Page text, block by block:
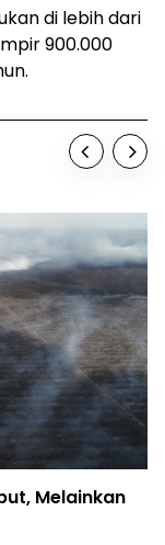
di lebih dari
900.000
Birute